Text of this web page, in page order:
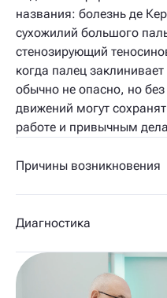
названия: болезнь де
сухожилий большого
стенозирующий
когда палец
обычно не опасно, но
движений могут
работе и привычным
Причины возникновения
Диагностика